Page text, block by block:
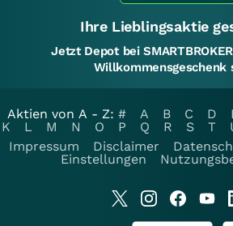
Ihre Lieblingsaktie
Jetzt Depot bei
Willkommensgeschenk
Aktien von A - Z: # A B C D
K
L M N O P Q R S T
Impressum
Disclaimer
Einstellungen